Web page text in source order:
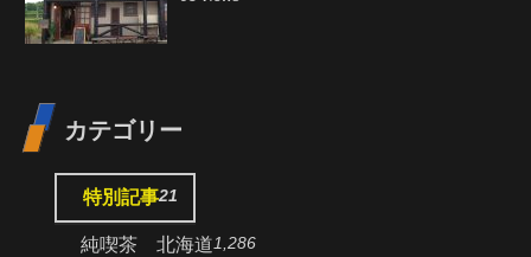
カテゴリー
特別記事21
純喫茶 北海道1,286